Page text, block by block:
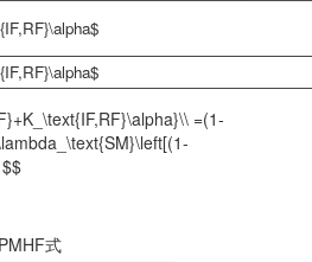
=(1-
式